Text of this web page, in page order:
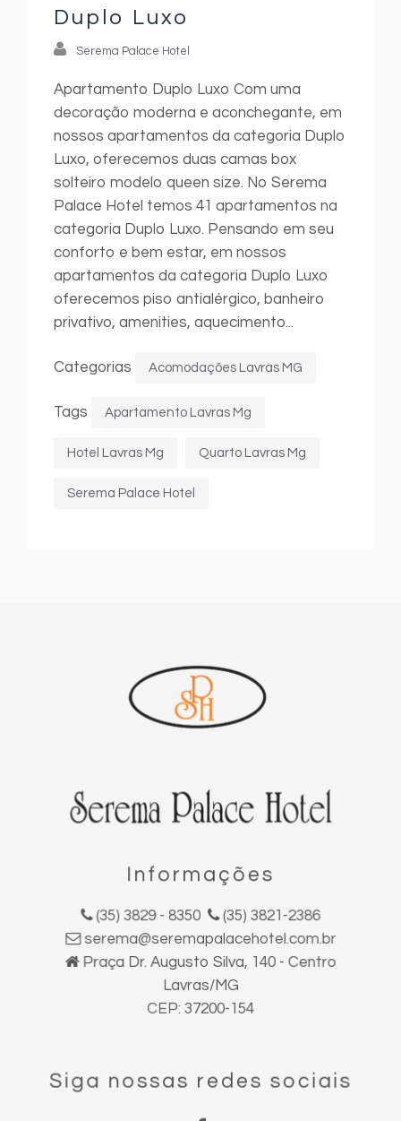
Duplo Luxo
Serema Palace Hotel
Apartamento Duplo Luxo Com uma
decoração moderna e aconchegante, em
nossos apartamentos da categoria Duplo
Luxo, oferecemos duas camas box
solteiro modelo queen size. No Serema
Palace Hotel temos 41 apartamentos na
categoria Duplo Luxo. Pensando em seu
conforto e bem estar, em nossos
apartamentos da categoria Duplo Luxo
oferecemos piso antialérgico, banheiro
privativo, amenities, aquecimento...
Categorias Acomodações Lavras MG
Tags Apartamento Lavras Mg
Hotel Lavras Mg Quarto Lavras Mg
Serema Palace Hotel
Informações
(35) 3829 - 8350
(35) 3821-2386
serema@seremapalacehotel.com.br
Praça Dr. Augusto Silva, 140 - Centro
Lavras/MG
CEP: 37200-154
Siga nossas redes sociais